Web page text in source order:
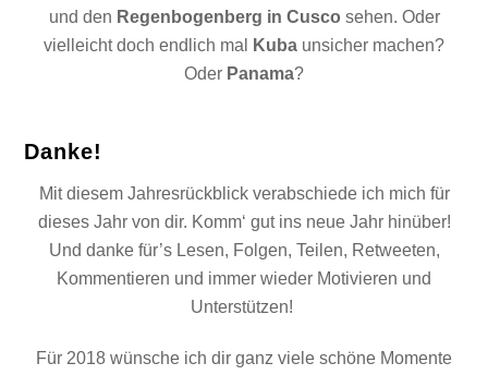
und den Regenbogenberg in Cusco sehen. Oder
vielleicht doch endlich mal
Kuba unsicher machen?
Oder Panama?
Danke!
Mit diesem Jahresrückblick verabschiede ich mich für
dieses Jahr von dir. Komm‘ gut ins neue Jahr hinüber!
Und danke für’s Lesen, Folgen, Teilen, Retweeten,
Kommentieren und immer wieder Motivieren und
Unterstützen!
Für 2018 wünsche ich dir ganz viele schöne Momente